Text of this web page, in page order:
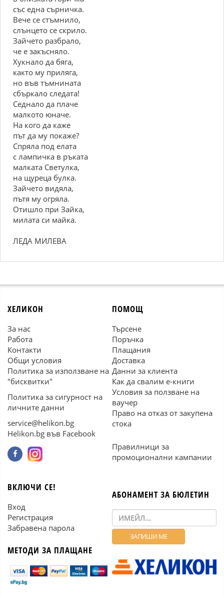
със една сърничка.
Вече се стъмнило,
слънцето се скрило.
Зайчето разбрало,
че е закъсняло.
Хукнало да бяга,
както му приляга,
но във тъмнината
сбъркало следата!
Седнало да плаче
малкото юначе.
На кого да каже
път да му покаже?
Спряла под елата
с лампичка в ръката
малката Светулка,
на щуреца булка.
Зайчето видяла,
пътя му огряла.
Отишло при Зайка,
милата си майка.
ЛЕДА МИЛЕВА
ХЕЛИКОН
За нас
Работа
Контакти
Общи условия
Политика за използване на
"бисквитки"
Политика за сигурност на
личните данни
service@helikon.bg
Helikon.bg във Facebook
ПОМОЩ
Търсене
Поръчка
Плащания
Доставка
Данни за клиента
Как да свалим е-книги
Условия за ползване на
ваучер
Право на отказ от закупена
стока
Правилници за
промоционални кампании
ВКЛЮЧИ СЕ!
Вход
Регистрация
Забравена парола
МЕТОДИ ЗА ПЛАЩАНЕ
АБОНАМЕНТ ЗА БЮЛЕТИН